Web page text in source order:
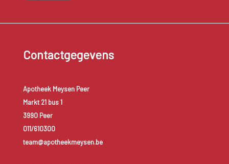
Contactgegevens
Apotheek Meysen Peer
Markt 21 bus 1
3990 Peer
011/610300
team@apotheekmeysen.be